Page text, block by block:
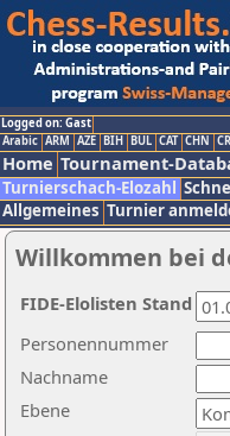
Logged on: Gast
Arabic ARM AZE BIH BUL CAT CHN
Home Tournament-
Turnierschach-Elozahl
Allgemeines Turnier
Willkommen bei
Nachname
Ebene
Personennummer
FIDE-Elolisten Stand